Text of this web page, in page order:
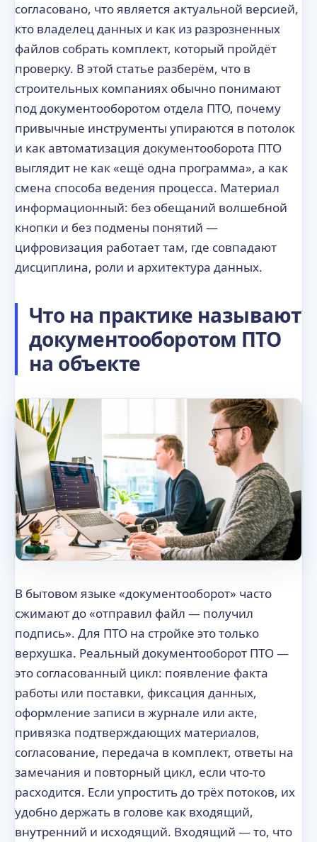
согласовано, что является актуальной версией,
кто владелец данных и как из разрозненных
файлов собрать комплект, который пройдёт
проверку. В этой статье разберём, что в
строительных компаниях обычно понимают
под документооборотом отдела ПТО, почему
привычные инструменты упираются в потолок
и как автоматизация документооборота ПТО
выглядит не как «ещё одна программа», а как
смена способа ведения процесса. Материал
информационный: без обещаний волшебной
кнопки и без подмены понятий —
цифровизация работает там, где совпадают
дисциплина, роли и архитектура данных.
Что на практике называют
документооборотом ПТО
на объекте
В бытовом языке «документооборот» часто
сжимают до «отправил файл — получил
подпись». Для ПТО на стройке это только
верхушка. Реальный документооборот ПТО —
это согласованный цикл: появление факта
работы или поставки, фиксация данных,
оформление записи в журнале или акте,
привязка подтверждающих материалов,
согласование, передача в комплект, ответы на
замечания и повторный цикл, если что-то
расходится. Если упростить до трёх потоков, их
удобно держать в голове как входящий,
внутренний и исходящий. Входящий — то, что